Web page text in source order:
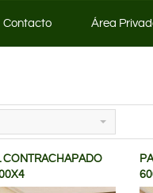
Contacto Área
CONTRACHAPADO